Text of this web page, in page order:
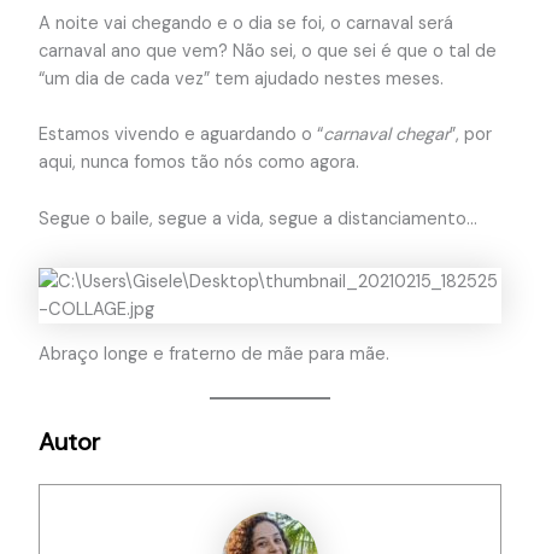
A noite vai chegando e o dia se foi, o carnaval será
carnaval ano que vem? Não sei, o que sei é que o tal de
“um dia de cada vez” tem ajudado nestes meses.
Estamos vivendo e aguardando o “carnaval chegar”, por
aqui, nunca fomos tão nós como agora.
Segue o baile, segue a vida, segue a distanciamento…
Abraço longe e fraterno de mãe para mãe.
Autor